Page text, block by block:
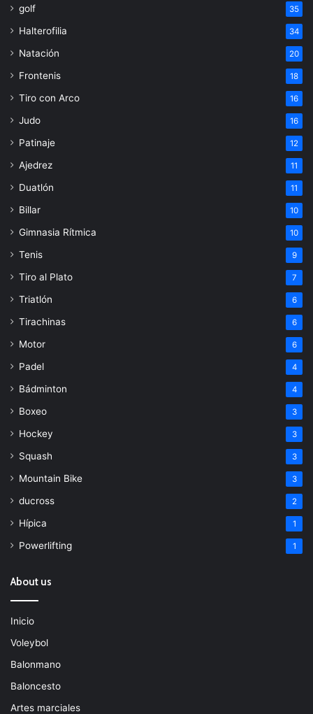
golf 35
Halterofilia 34
Natación 20
Frontenis 18
Tiro con Arco 16
Judo 16
Patinaje 12
Ajedrez 11
Duatlón 11
Billar 10
Gimnasia Rítmica 10
Tenis 9
Tiro al Plato 7
Triatlón 6
Tirachinas 6
Motor 6
Padel 4
Bádminton 4
Boxeo 3
Hockey 3
Squash 3
Mountain Bike 3
ducross 2
Hípica 1
Powerlifting 1
About us
Inicio
Voleybol
Balonmano
Baloncesto
Artes marciales